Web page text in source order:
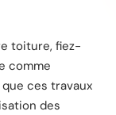
toiture, fiez-
comme
que ces travaux
des